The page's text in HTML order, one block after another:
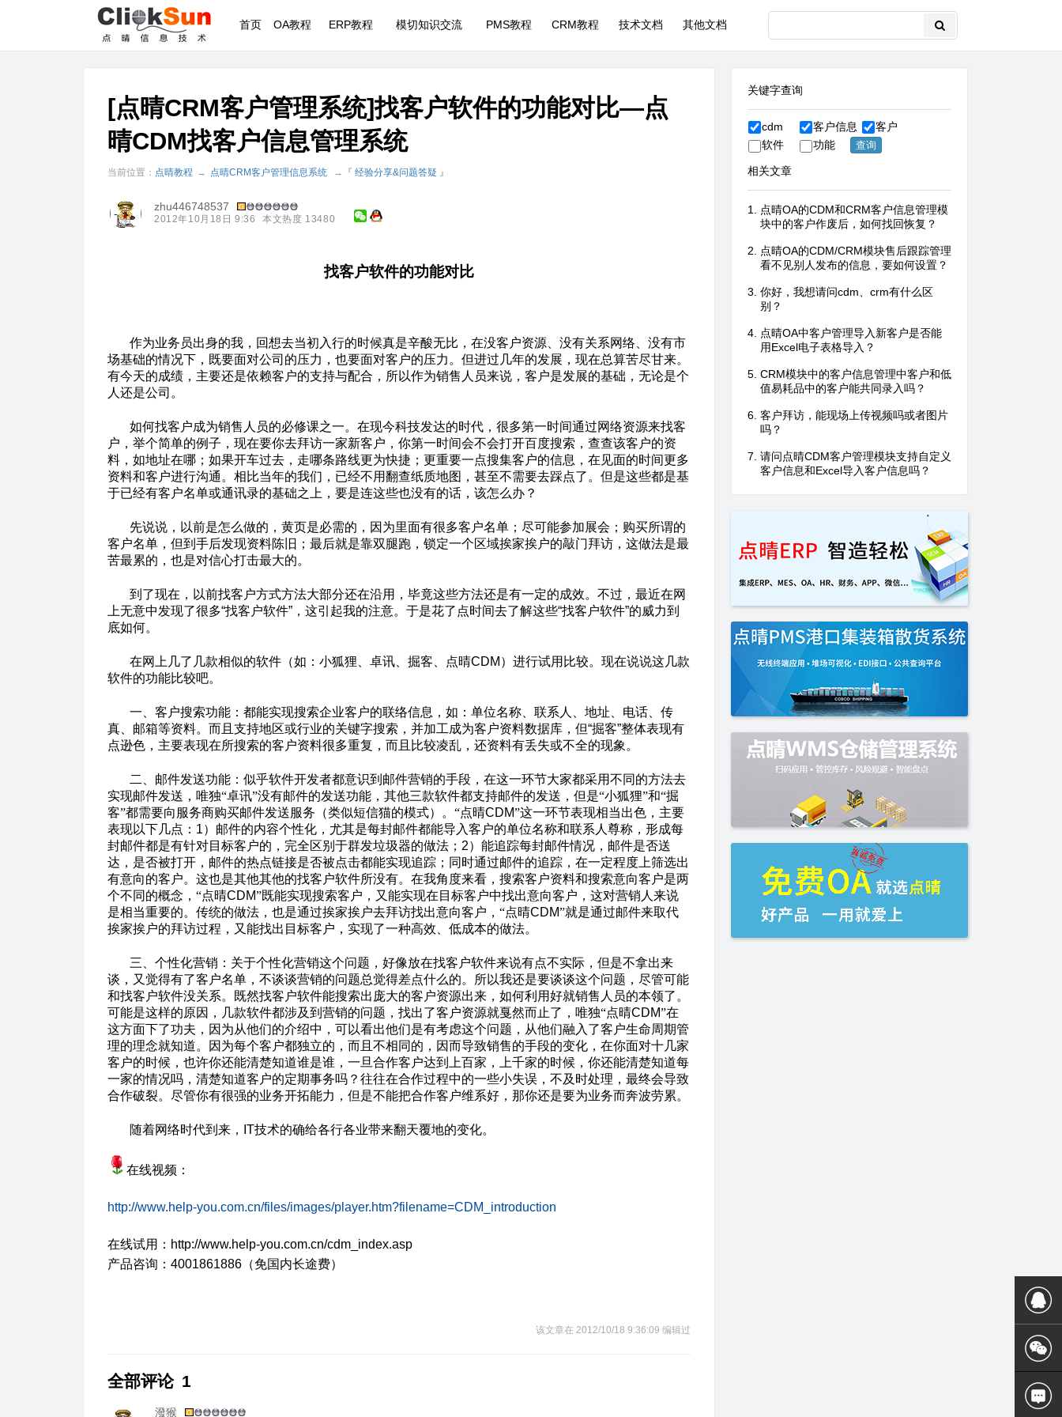
首页 OA教程 ERP教程 模切知识交流 PMS教程 CRM教程 技术文档 其他文档
[点晴CRM客户管理系统]找客户软件的功能对比—点
晴CDM找客户信息管理系统
当前位置： 点晴教程 → 点晴CRM客户管理信息系统 → 『 经验分享&问题答疑 』
zhu446748537
2012年10月18日 9:36 本文热度 13480
找客户软件的功能对比
作为业务员出身的我，回想去当初入行的时候真是辛酸无比，在没客户资源、没有关系网络、没有市
场基础的情况下，既要面对公司的压力，也要面对客户的压力。但进过几年的发展，现在总算苦尽甘来。
有今天的成绩，主要还是依赖客户的支持与配合，所以作为销售人员来说，客户是发展的基础，无论是个
人还是公司。
如何找客户成为销售人员的必修课之一。在现今科技发达的时代，很多第一时间通过网络资源来找客
户，举个简单的例子，现在要你去拜访一家新客户，你第一时间会不会打开百度搜索，查查该客户的资
料，如地址在哪；如果开车过去，走哪条路线更为快捷；更重要一点搜集客户的信息，在见面的时间更多
资料和客户进行沟通。相比当年的我们，已经不用翻查纸质地图，甚至不需要去踩点了。但是这些都是基
于已经有客户名单或通讯录的基础之上，要是连这些也没有的话，该怎么办？
先说说，以前是怎么做的，黄页是必需的，因为里面有很多客户名单；尽可能参加展会；购买所谓的
客户名单，但到手后发现资料陈旧；最后就是靠双腿跑，锁定一个区域挨家挨户的敲门拜访，这做法是最
苦最累的，也是对信心打击最大的。
到了现在，以前找客户方式方法大部分还在沿用，毕竟这些方法还是有一定的成效。不过，最近在网
上无意中发现了很多“找客户软件”，这引起我的注意。于是花了点时间去了解这些“找客户软件”的威力到
底如何。
在网上几了几款相似的软件（如：小狐狸、卓讯、掘客、点晴CDM ）进行试用比较。现在说说这几款
软件的功能比较吧。
一、客户搜索功能：都能实现搜索企业客户的联络信息，如：单位名称、联系人、地址、电话、传
真、邮箱等资料。而且支持地区或行业的关键字搜索，并加工成为客户资料数据库，但“掘客”整体表现有
点逊色，主要表现在所搜索的客户资料很多重复，而且比较凌乱，还资料有丢失或不全的现象。
二、邮件发送功能：似乎软件开发者都意识到邮件营销的手段，在这一环节大家都采用不同的方法去
实现邮件发送，唯独“卓讯”没有邮件的发送功能，其他三款软件都支持邮件的发送，但是“小狐狸”和“掘
客”都需要向服务商购买邮件发送服务（类似短信猫的模式）。“点晴CDM”这一环节表现相当出色，主要
表现以下几点： 1）邮件的内容个性化，尤其是每封邮件都能导入客户的单位名称和联系人尊称，形成每
封邮件都是有针对目标客户的，完全区别于群发垃圾器的做法； 2）能追踪每封邮件情况，邮件是否送
达，是否被打开，邮件的热点链接是否被点击都能实现追踪；同时通过邮件的追踪，在一定程度上筛选出
有意向的客户。这也是其他其他的找客户软件所没有。在我角度来看，搜索客户资料和搜索意向客户是两
个不同的概念，“点晴CDM”既能实现搜索客户，又能实现在目标客户中找出意向客户，这对营销人来说
是相当重要的。传统的做法，也是通过挨家挨户去拜访找出意向客户，“点晴CDM”就是通过邮件来取代
挨家挨户的拜访过程，又能找出目标客户，实现了一种高效、低成本的做法。
三、个性化营销：关于个性化营销这个问题，好像放在找客户软件来说有点不实际，但是不拿出来
谈，又觉得有了客户名单，不谈谈营销的问题总觉得差点什么的。所以我还是要谈谈这个问题，尽管可能
和找客户软件没关系。既然找客户软件能搜索出庞大的客户资源出来，如何利用好就销售人员的本领了。
可能是这样的原因，几款软件都涉及到营销的问题，找出了客户资源就戛然而止了，唯独“点晴CDM”在
这方面下了功夫，因为从他们的介绍中，可以看出他们是有考虑这个问题，从他们融入了客户生命周期管
理的理念就知道。因为每个客户都独立的，而且不相同的，因而导致销售的手段的变化，在你面对十几家
客户的时候，也许你还能清楚知道谁是谁，一旦合作客户达到上百家，上千家的时候，你还能清楚知道每
一家的情况吗，清楚知道客户的定期事务吗？往往在合作过程中的一些小失误，不及时处理，最终会导致
合作破裂。尽管你有很强的业务开拓能力，但是不能把合作客户维系好，那你还是要为业务而奔波劳累。
随着网络时代到来， IT技术的确给各行各业带来翻天覆地的变化。
在线视频：
http://www.help-you.com.cn/files/images/player.htm?filename=CDM_introduction
在线试用： http://www.help-you.com.cn/cdm_index.asp
产品咨询： 4001861886 （免国内长途费）
该文章在 2012/10/18 9:36:09 编辑过
全部评论 1
潑猴
关键字查询
cdm 客户信息
客户
软件
功能
相关文章
点晴OA的CDM和CRM客户信息管理模
块中的客户作废后，如何找回恢复？
点晴OA的CDM/CRM模块售后跟踪管理
看不见别人发布的信息，要如何设置？
你好，我想请问cdm、crm有什么区
别？
点晴OA中客户管理导入新客户是否能
用Excel电子表格导入？
CRM模块中的客户信息管理中客户和低
值易耗品中的客户能共同录入吗？
客户拜访，能现场上传视频吗或者图片
吗？
请问点晴CDM客户管理模块支持自定义
客户信息和Excel导入客户信息吗？